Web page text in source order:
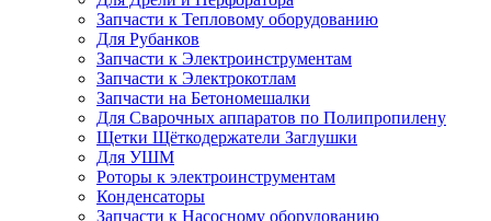
Запчасти к Тепловому оборудованию
Для Рубанков
Запчасти к Электроинструментам
Запчасти к Электрокотлам
Запчасти на Бетономешалки
Для Сварочных аппаратов по Полипропилену
Щетки Щёткодержатели Заглушки
Для УШМ
Роторы к электроинструментам
Конденсаторы
Запчасти к Насосному оборудованию